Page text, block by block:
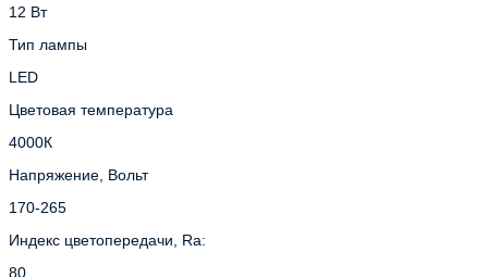
12 Вт
Тип лампы
LED
Цветовая температура
4000К
Напряжение, Вольт
170-265
Индекс цветопередачи, Ra:
80